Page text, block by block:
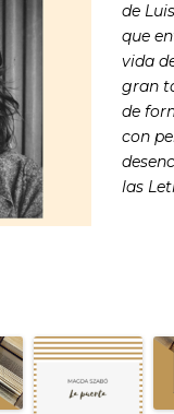
de
que
vida
gran
de
con
las